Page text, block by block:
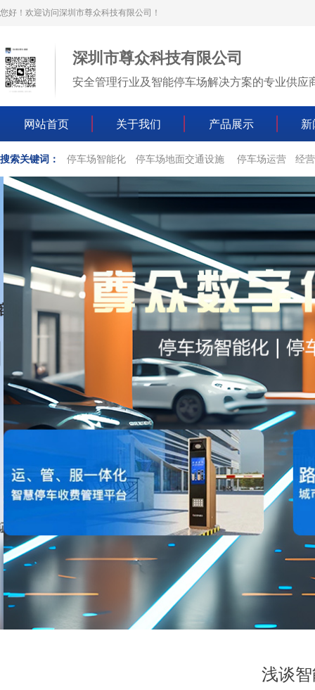
您好！欢迎访问深圳市尊众科技有限公司！
深圳市尊众科技有限公司
安全管理行业及智能停车场解决方案的专业供应
网站首页 关于我们 产品展示 新
搜索关键词： 停车场智能化 停车场地面交通设施 停车场运营 经
浅谈